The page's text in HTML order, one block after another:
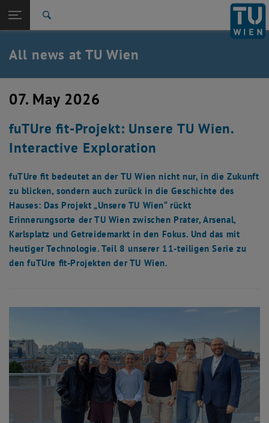
TU Login
Quicklinks
Toggle quicklinks menu
Studies
Career
Back: list subpages of parent page TU Wien Homepage
Back to:
TU Wien Homepage
Overview
All news at TU Wien
07. May 2026
fuTUre fit-Projekt: Unsere TU Wien.
Interactive Exploration
fuTUre fit bedeutet an der TU Wien nicht nur, in die Zukunft
zu blicken, sondern auch zurück in die Geschichte des
Hauses: Das Projekt „Unsere TU Wien“ rückt
Erinnerungsorte der TU Wien zwischen Prater, Arsenal,
Karlsplatz und Getreidemarkt in den Fokus. Und das mit
heutiger Technologie. Teil 8 unserer 11-teiligen Serie zu
den fuTUre fit-Projekten der TU Wien.